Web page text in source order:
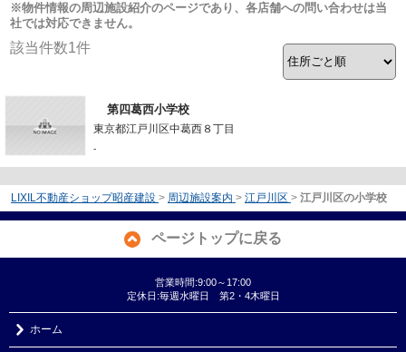
※物件情報の周辺施設紹介のページであり、各店舗への問い合わせは当
社では対応できません。
該当件数1件
第四葛西小学校
東京都江戸川区中葛西８丁目
-
LIXIL不動産ショップ昭産建設 > 周辺施設案内 > 江戸川区 > 江戸川区の小学校
ページトップに戻る
営業時間:9:00～17:00
定休日:毎週水曜日 第2・4木曜日
ホーム